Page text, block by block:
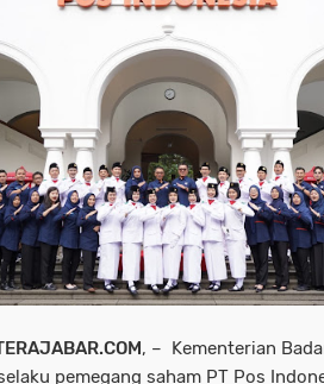
, – Kementerian
pemegang saham PT Pos